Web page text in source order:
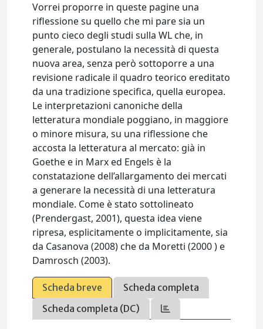
Vorrei proporre in queste pagine una
riflessione su quello che mi pare sia un
punto cieco degli studi sulla WL che, in
generale, postulano la necessità di questa
nuova area, senza però sottoporre a una
revisione radicale il quadro teorico ereditato
da una tradizione specifica, quella europea.
Le interpretazioni canoniche della
letteratura mondiale poggiano, in maggiore
o minore misura, su una riflessione che
accosta la letteratura al mercato: già in
Goethe e in Marx ed Engels è la
constatazione dell’allargamento dei mercati
a generare la necessità di una letteratura
mondiale. Come è stato sottolineato
(Prendergast, 2001), questa idea viene
ripresa, esplicitamente o implicitamente, sia
da Casanova (2008) che da Moretti (2000 ) e
Damrosch (2003).
Scheda breve
Scheda completa
Scheda completa (DC)